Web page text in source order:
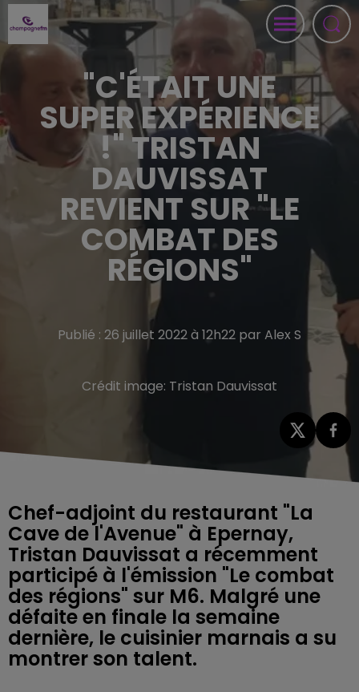
"C'ÉTAIT UNE
SUPER EXPÉRIENCE
!" TRISTAN
DAUVISSAT
REVIENT SUR "LE
COMBAT DES
RÉGIONS"
Publié : 26 juillet 2022 à 12h22 par Alex S
Crédit image: Tristan Dauvissat
Chef-adjoint du restaurant "La
Cave de l'Avenue" à Epernay,
Tristan Dauvissat a récemment
participé à l'émission "Le combat
des régions" sur M6. Malgré une
défaite en finale la semaine
dernière, le cuisinier marnais a su
montrer son talent.